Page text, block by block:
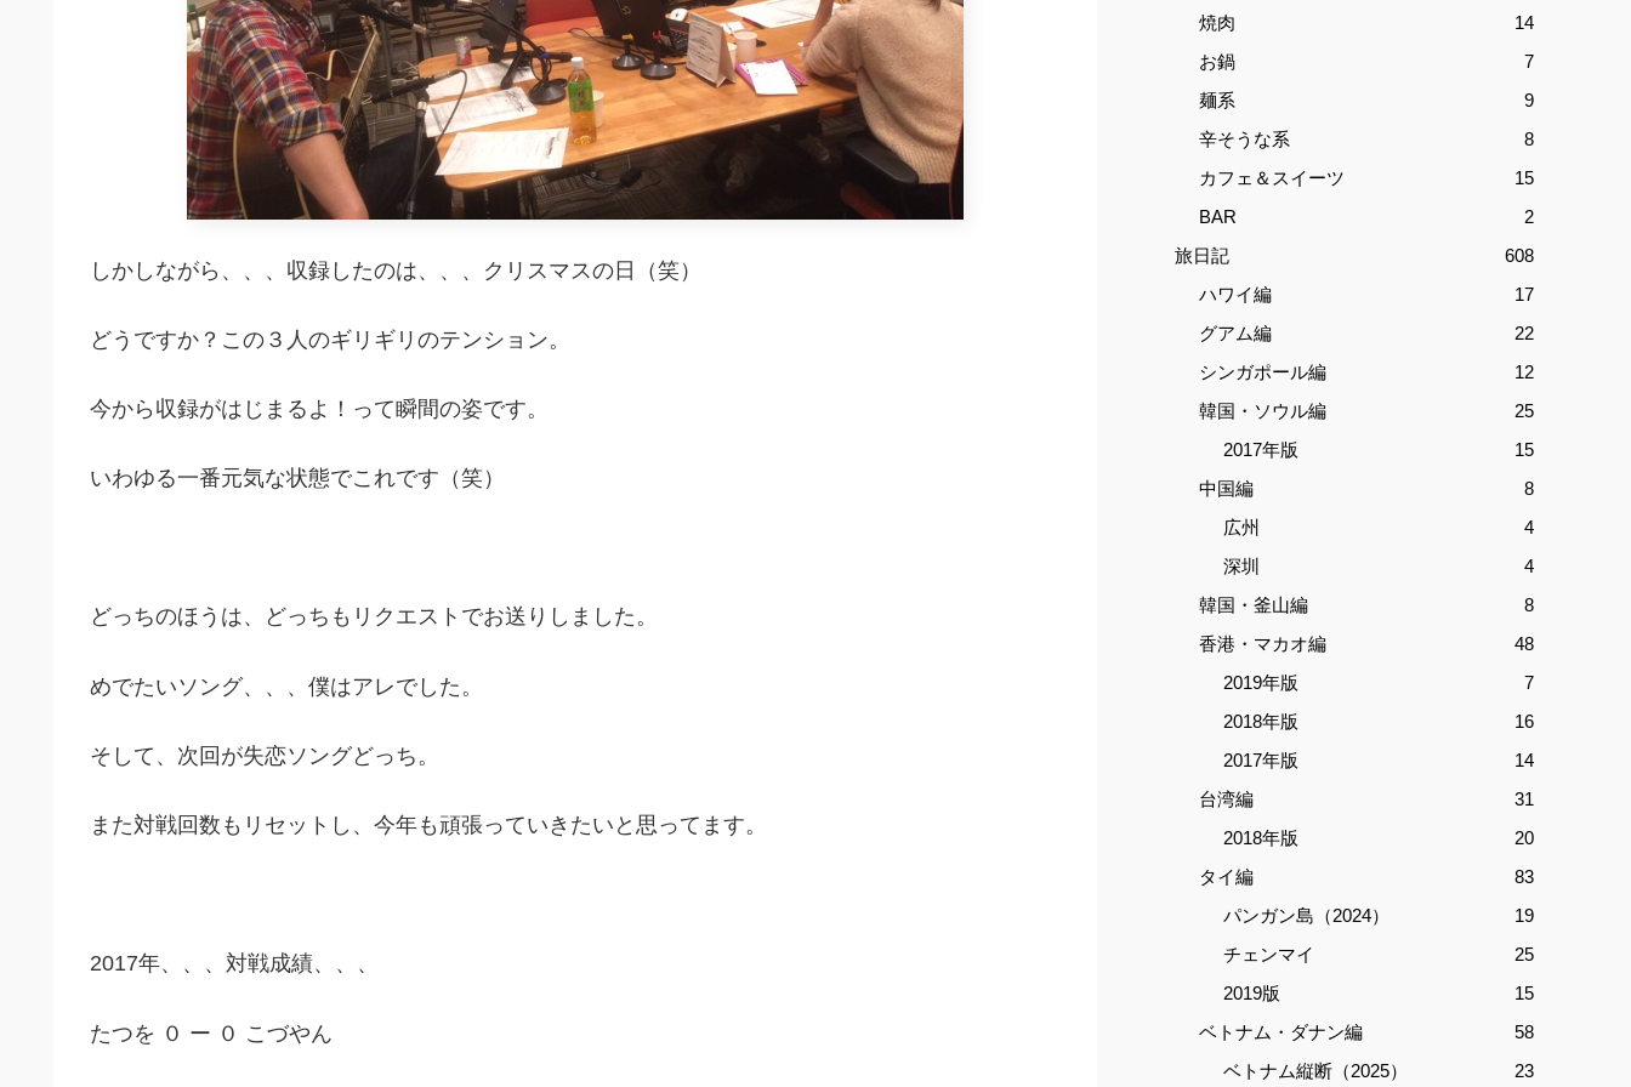
しかしながら、、、収録したのは、、、クリスマスの日（笑）
どうですか？この３人のギリギリのテンション。
今から収録がはじまるよ！って瞬間の姿です。
いわゆる一番元気な状態でこれです（笑）
どっちのほうは、どっちもリクエストでお送りしました。
めでたいソング、、、僕はアレでした。
そして、次回が失恋ソングどっち。
また対戦回数もリセットし、今年も頑張っていきたいと思ってます。
2017年、、、対戦成績、、、
たつを ０ ー ０ こづやん
焼肉
14
お鍋
7
麺系
9
辛そうな系
8
カフェ＆スイーツ
15
BAR
2
旅日記
608
ハワイ編
17
グアム編
22
シンガポール編
12
韓国・ソウル編
25
2017年版
15
中国編
8
広州
4
深圳
4
韓国・釜山編
8
香港・マカオ編
48
2019年版
7
2018年版
16
2017年版
14
台湾編
31
2018年版
20
タイ編
83
パンガン島（2024）
19
チェンマイ
25
2019版
15
ベトナム・ダナン編
58
ベトナム縦断（2025）
23